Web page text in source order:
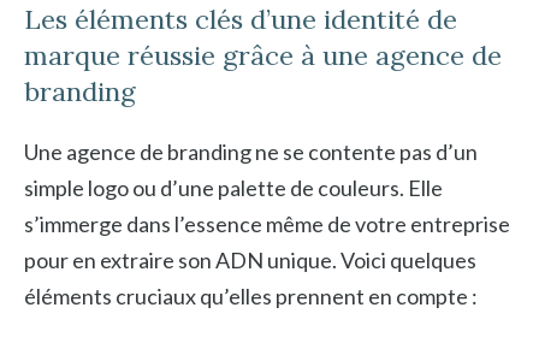
Les éléments clés d’une identité de
marque réussie grâce à une agence de
branding
Une agence de branding ne se contente pas d’un
simple logo ou d’une palette de couleurs. Elle
s’immerge dans l’essence même de votre entreprise
pour en extraire son ADN unique. Voici quelques
éléments cruciaux qu’elles prennent en compte :